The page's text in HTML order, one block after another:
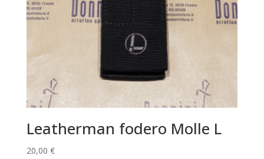
Leatherman fodero Molle L
20,00 €